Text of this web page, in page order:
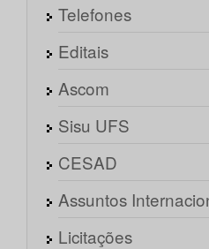
Telefones
Editais
Ascom
Sisu UFS
CESAD
Assuntos
Licitações